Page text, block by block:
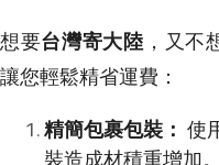
想要台灣寄大陸 ，又不
讓您輕鬆精省運費：
精簡包裹包裝： 使
裝造成材積重增加